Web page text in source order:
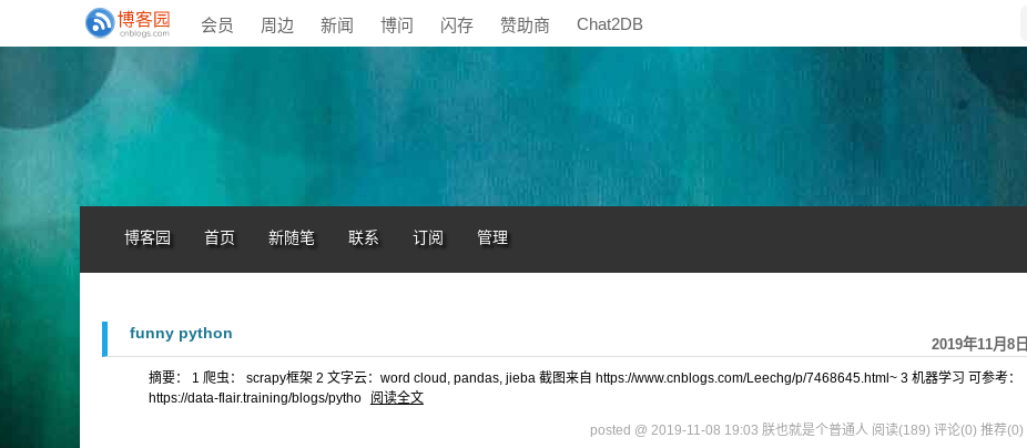
会员 周边 新闻 博问 闪存 赞助商 Chat2DB
博客园 首页 新随笔 联系 订阅 管理
2019年11月8日
funny python
摘要： 1 爬虫： scrapy框架 2 文字云：word cloud, pandas, jieba 截图来自 https://www.cnblogs.com/Leechg/p/7468645.html~ 3 机器学习 可参考：
https://data-flair.training/blogs/pytho
阅读全文
posted @ 2019-11-08 19:03 朕也就是个普通人 阅读(189) 评论(0) 推荐(0)